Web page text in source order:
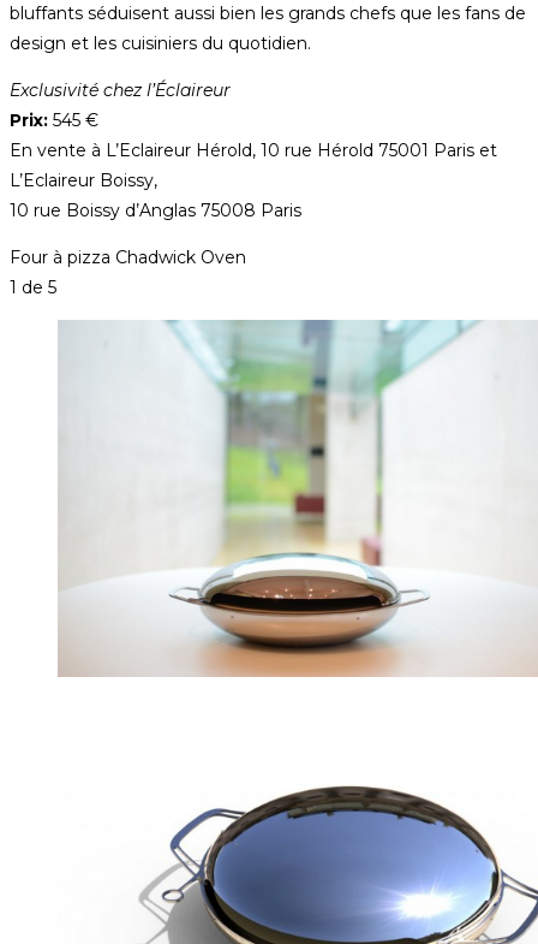
bluffants séduisent aussi bien les grands chefs que les fans de
design et les cuisiniers du quotidien.
Exclusivité chez l’Éclaireur
Prix: 545 €
En vente à L’Eclaireur Hérold, 10 rue Hérold 75001 Paris et
L’Eclaireur Boissy,
10 rue Boissy d’Anglas 75008 Paris
Four à pizza Chadwick Oven
1 de 5